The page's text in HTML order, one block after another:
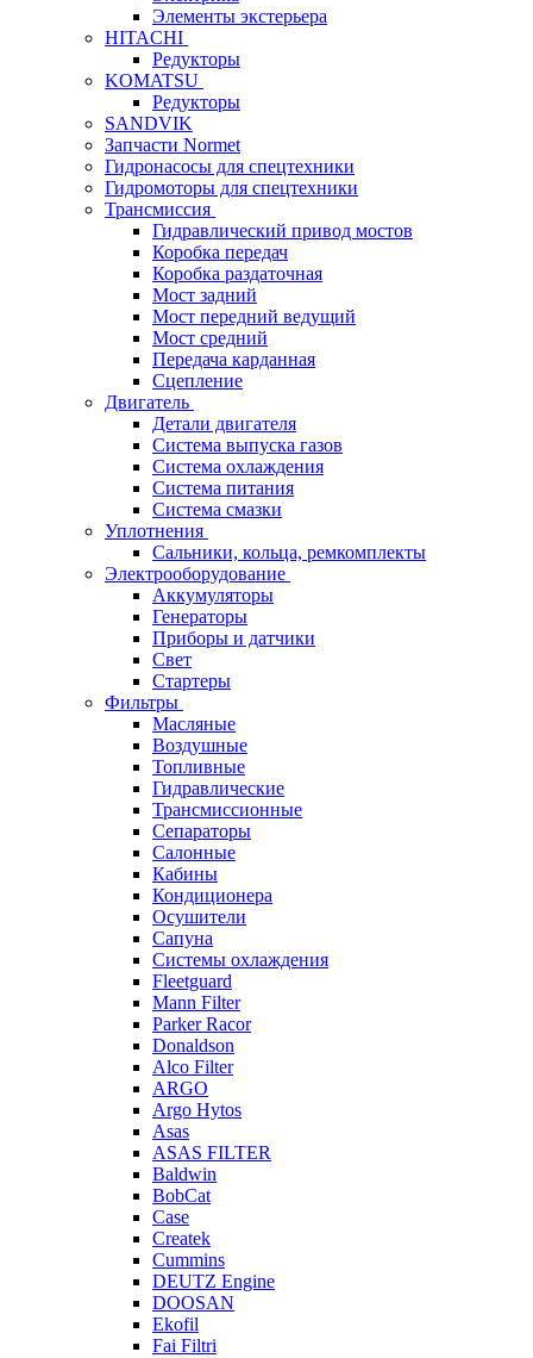
Элементы экстерьера
HITACHI
Редукторы
KOMATSU
Редукторы
SANDVIK
Запчасти Normet
Гидронасосы для спецтехники
Гидромоторы для спецтехники
Трансмиссия
Гидравлический привод мостов
Коробка передач
Коробка раздаточная
Мост задний
Мост передний ведущий
Мост средний
Передача карданная
Сцепление
Двигатель
Детали двигателя
Система выпуска газов
Система охлаждения
Система питания
Система смазки
Уплотнения
Сальники, кольца, ремкомплекты
Электрооборудование
Аккумуляторы
Генераторы
Приборы и датчики
Свет
Стартеры
Фильтры
Масляные
Воздушные
Топливные
Гидравлические
Трансмиссионные
Сепараторы
Салонные
Кабины
Кондиционера
Осушители
Сапуна
Системы охлаждения
Fleetguard
Mann Filter
Parker Racor
Donaldson
Alco Filter
ARGO
Argo Hytos
Asas
ASAS FILTER
Baldwin
BobCat
Case
Createk
Cummins
DEUTZ Engine
DOOSAN
Ekofil
Fai Filtri